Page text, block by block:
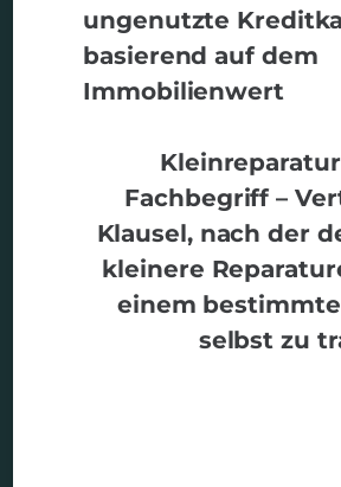
ungenutzte
basierend auf dem
Immobilienwert
Fachbegriff –
Klausel, nach der
kleinere
einem
selbst zu